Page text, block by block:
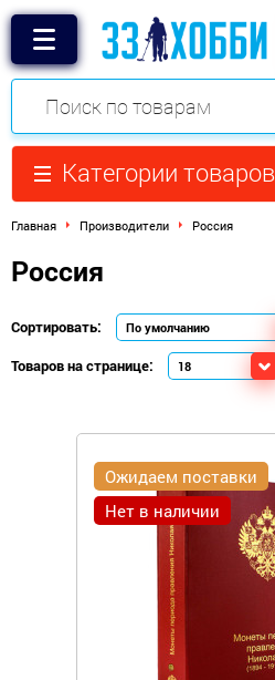
Категории товаров
Главная Производители Россия
Россия
Сортировать:
Товаров на странице:
Ожидаем поставки
Нет в наличии